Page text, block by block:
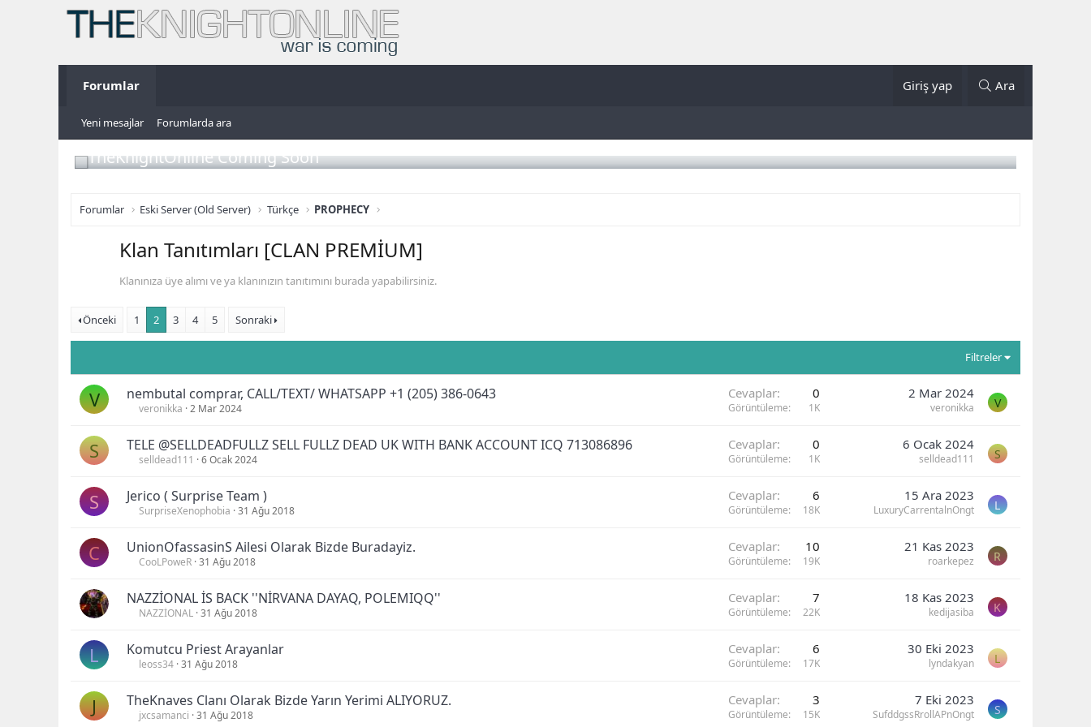
Forumlar Giriş yap Ara
Yeni mesajlar Forumlarda ara
TheKnightOnline Coming Soon
Forumlar Eski Server (Old Server) Türkçe PROPHECY
Klan Tanıtımları [CLAN PREMİUM]
Klanınıza üye alımı ve ya klanınızın tanıtımını burada yapabilirsiniz.
Önceki 1 2 3 4 5 Sonraki
Filtreler
V nembutal comprar, CALL/TEXT/ WHATSAPP +1 (205) 386-0643
veronikka 2 Mar 2024
Cevaplar 0
Görüntüleme 1K
2 Mar 2024
veronikka V
S TELE @SELLDEADFULLZ SELL FULLZ DEAD UK WITH BANK ACCOUNT ICQ 713086896
selldead111 6 Ocak 2024
Cevaplar 0
Görüntüleme 1K
6 Ocak 2024
selldead111 S
S Jerico ( Surprise Team )
SurpriseXenophobia 31 Ağu 2018
Cevaplar 6
Görüntüleme 18K
15 Ara 2023
LuxuryCarrentalnOngt L
C UnionOfassasinS Ailesi Olarak Bizde Buradayiz.
CooLPoweR 31 Ağu 2018
Cevaplar 10
Görüntüleme 19K
21 Kas 2023
roarkepez R
NAZZİONAL İS BACK ''NİRVANA DAYAQ, POLEMIQQ''
NAZZİONAL 31 Ağu 2018
Cevaplar 7
Görüntüleme 22K
18 Kas 2023
kedijasiba K
L Komutcu Priest Arayanlar
leoss34 31 Ağu 2018
Cevaplar 6
Görüntüleme 17K
30 Eki 2023
lyndakyan L
J TheKnaves Clanı Olarak Bizde Yarın Yerimi ALIYORUZ.
jxcsamanci 31 Ağu 2018
Cevaplar 3
Görüntüleme 15K
7 Eki 2023
SufddgssRrollAPnOngt S